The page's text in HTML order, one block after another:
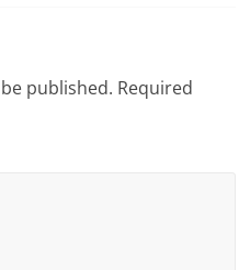
published. Required